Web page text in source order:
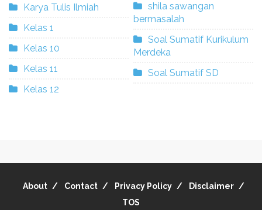
Karya Tulis Ilmiah
Kelas 1
Kelas 10
Kelas 11
Kelas 12
shila sawangan
bermasalah
Soal Sumatif Kurikulum
Merdeka
Soal Sumatif SD
About Contact Privacy Policy
Disclaimer
TOS